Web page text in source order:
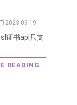
2023-09-19
证书api只支
READING